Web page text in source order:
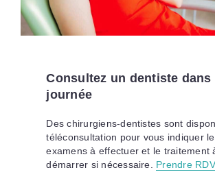
Consultez un dentiste dans
journée
Des chirurgiens-dentistes sont
téléconsultation pour vous indiquer
examens à effectuer et le traitement
démarrer si nécessaire. Prendre RDV